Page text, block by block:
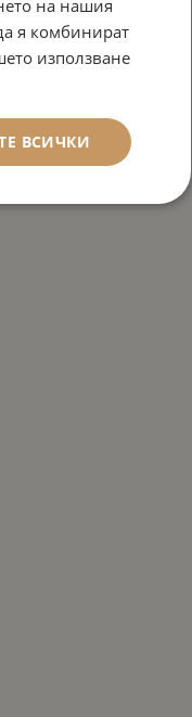
на нашия
я комбинират
използване
ВСИЧКИ